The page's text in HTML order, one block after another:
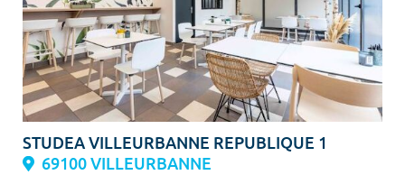
STUDEA VILLEURBANNE REPUBLIQUE 1
69100 VILLEURBANNE